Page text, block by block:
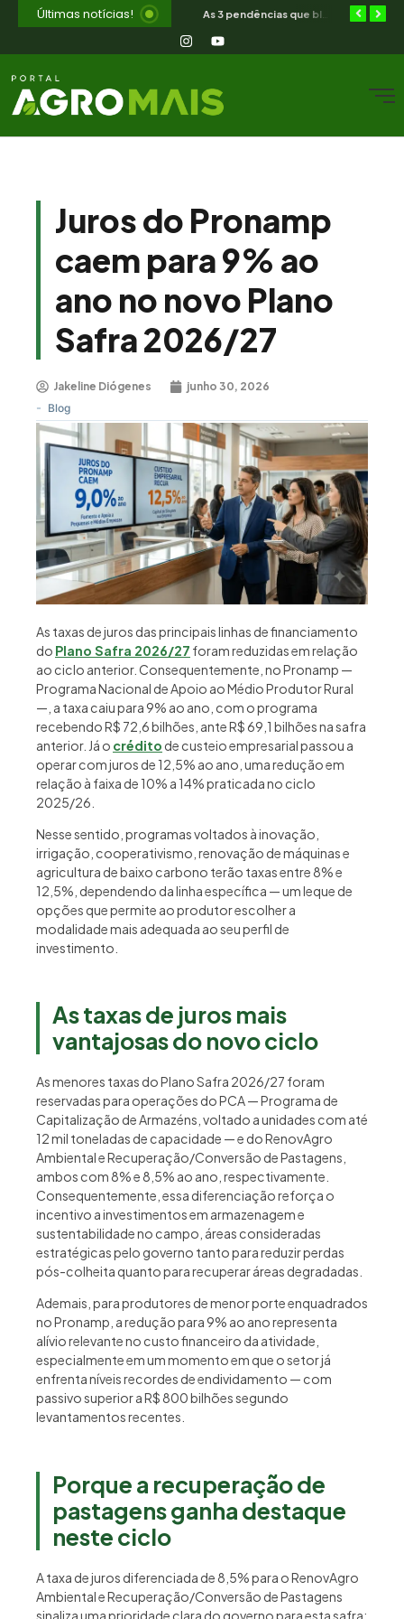
Últimas notícias!
Juros do Pronamp
caem para 9% ao
ano no novo Plano
Safra 2026/27
Jakeline Diógenes junho 30, 2026
- Blog
As taxas de juros das principais linhas de financiamento
do Plano Safra 2026/27 foram reduzidas em relação
ao ciclo anterior. Consequentemente, no Pronamp —
Programa Nacional de Apoio ao Médio Produtor Rural
—, a taxa caiu para 9% ao ano, com o programa
recebendo R$ 72,6 bilhões, ante R$ 69,1 bilhões na safra
anterior. Já o crédito de custeio empresarial passou a
operar com juros de 12,5% ao ano, uma redução em
relação à faixa de 10% a 14% praticada no ciclo
2025/26.
Nesse sentido, programas voltados à inovação,
irrigação, cooperativismo, renovação de máquinas e
agricultura de baixo carbono terão taxas entre 8% e
12,5%, dependendo da linha específica — um leque de
opções que permite ao produtor escolher a
modalidade mais adequada ao seu perfil de
investimento.
As taxas de juros mais
vantajosas do novo ciclo
As menores taxas do Plano Safra 2026/27 foram
reservadas para operações do PCA — Programa de
Capitalização de Armazéns, voltado a unidades com até
12 mil toneladas de capacidade — e do RenovAgro
Ambiental e Recuperação/Conversão de Pastagens,
ambos com 8% e 8,5% ao ano, respectivamente.
Consequentemente, essa diferenciação reforça o
incentivo a investimentos em armazenagem e
sustentabilidade no campo, áreas consideradas
estratégicas pelo governo tanto para reduzir perdas
pós-colheita quanto para recuperar áreas degradadas.
Ademais, para produtores de menor porte enquadrados
no Pronamp, a redução para 9% ao ano representa
alívio relevante no custo financeiro da atividade,
especialmente em um momento em que o setor já
enfrenta níveis recordes de endividamento — com
passivo superior a R$ 800 bilhões segundo
levantamentos recentes.
Porque a recuperação de
pastagens ganha destaque
neste ciclo
A taxa de juros diferenciada de 8,5% para o RenovAgro
Ambiental e Recuperação/Conversão de Pastagens
sinaliza uma prioridade clara do governo para esta safra: